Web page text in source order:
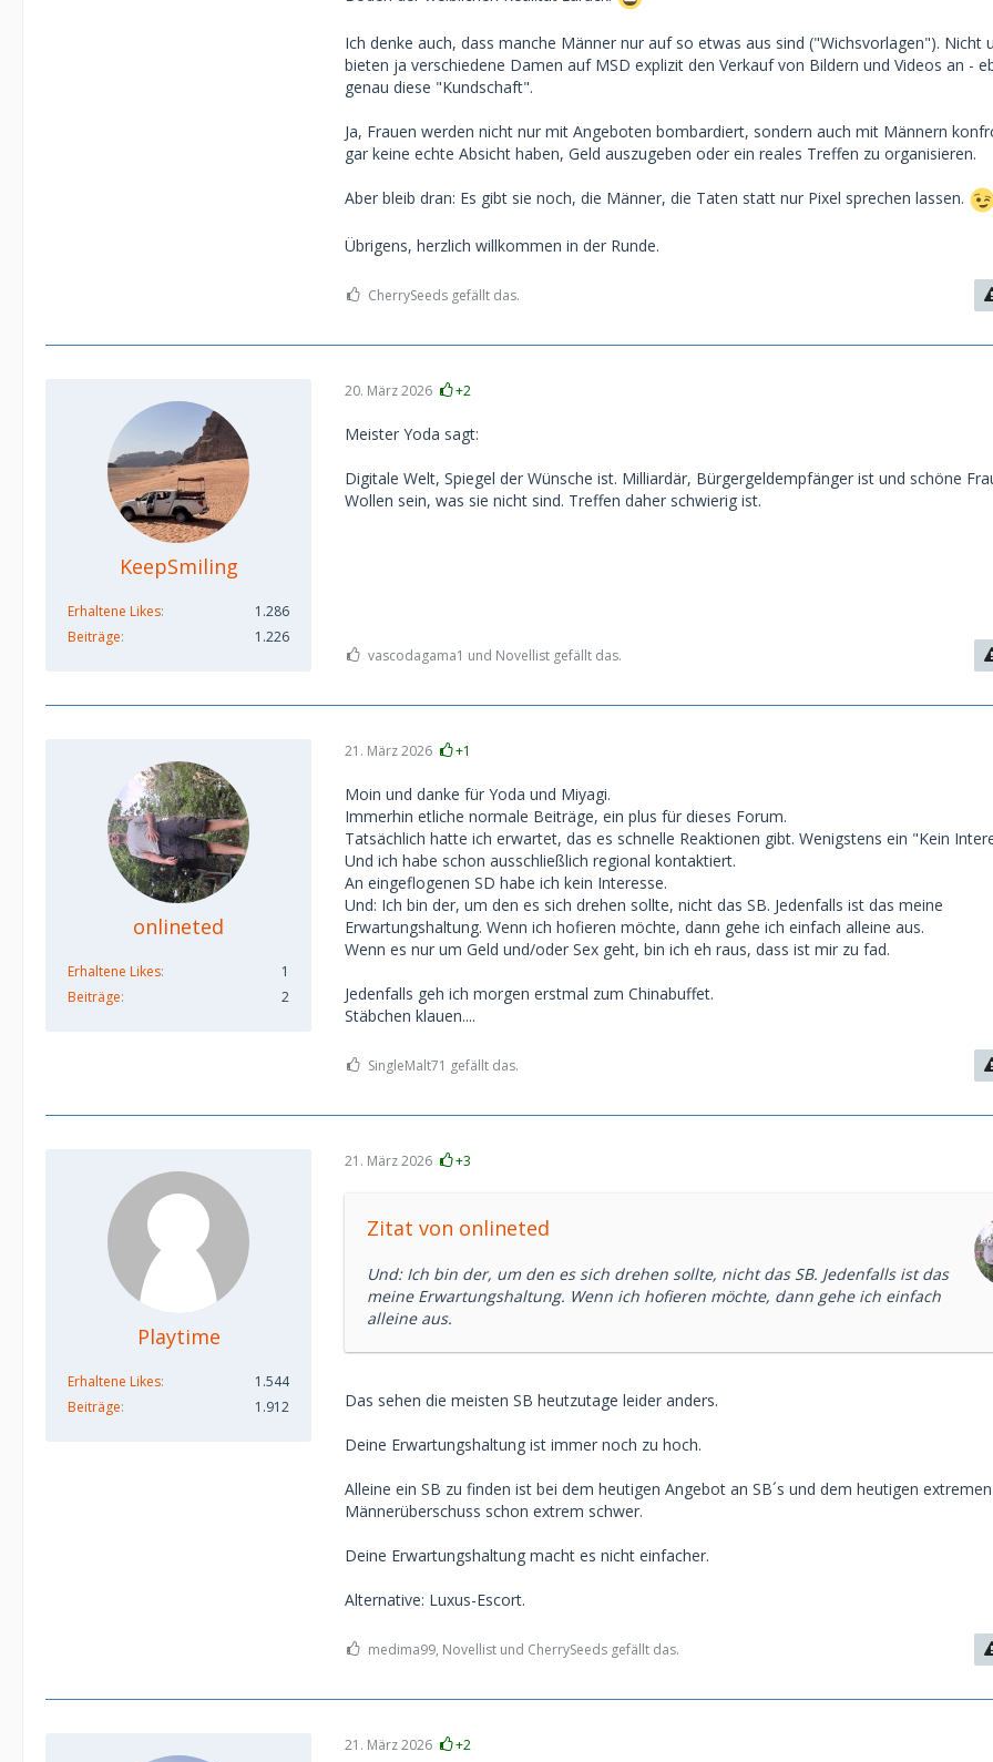
Ich denke auch, dass manche Männer nur auf so etwas aus sind ("Wichsvorlagen"). Nicht
bieten ja verschiedene Damen auf MSD explizit den Verkauf von Bildern und Videos an -
genau diese "Kundschaft".
Ja, Frauen werden nicht nur mit Angeboten bombardiert, sondern auch mit Männern
gar keine echte Absicht haben, Geld auszugeben oder ein reales Treffen zu organisieren.
Aber bleib dran: Es gibt sie noch, die Männer, die Taten statt nur Pixel sprechen lassen.
Übrigens, herzlich willkommen in der Runde.
CherrySeeds gefällt das.
KeepSmiling
Erhaltene Likes
1.286
Beiträge
1.226
20. März 2026 +2
Meister Yoda sagt:
Digitale Welt, Spiegel der Wünsche ist. Milliardär, Bürgergeldempfänger ist und schöne
Wollen sein, was sie nicht sind. Treffen daher schwierig ist.
vascodagama1 und Novellist gefällt das.
onlineted
Erhaltene Likes
1
Beiträge
2
21. März 2026 +1
Moin und danke für Yoda und Miyagi.
Immerhin etliche normale Beiträge, ein plus für dieses Forum.
Tatsächlich hatte ich erwartet, das es schnelle Reaktionen gibt. Wenigstens ein "Kein
Und ich habe schon ausschließlich regional kontaktiert.
An eingeflogenen SD habe ich kein Interesse.
Und: Ich bin der, um den es sich drehen sollte, nicht das SB. Jedenfalls ist das meine
Erwartungshaltung. Wenn ich hofieren möchte, dann gehe ich einfach alleine aus.
Wenn es nur um Geld und/oder Sex geht, bin ich eh raus, dass ist mir zu fad.
Jedenfalls geh ich morgen erstmal zum Chinabuffet.
Stäbchen klauen....
SingleMalt71 gefällt das.
Playtime
Erhaltene Likes
1.544
Beiträge
1.912
21. März 2026 +3
Zitat von onlineted
Und: Ich bin der, um den es sich drehen sollte, nicht das SB. Jedenfalls ist das
meine Erwartungshaltung. Wenn ich hofieren möchte, dann gehe ich einfach
alleine aus.
Das sehen die meisten SB heutzutage leider anders.
Deine Erwartungshaltung ist immer noch zu hoch.
Alleine ein SB zu finden ist bei dem heutigen Angebot an SB´s und dem heutigen extremen
Männerüberschuss schon extrem schwer.
Deine Erwartungshaltung macht es nicht einfacher.
Alternative: Luxus-Escort.
medima99, Novellist und CherrySeeds gefällt das.
21. März 2026 +2